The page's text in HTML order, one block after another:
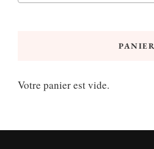
PANIER
Votre panier est vide.